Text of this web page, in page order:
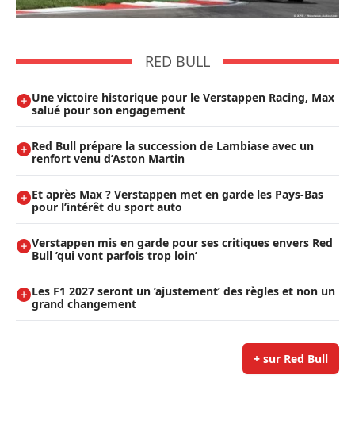
RED BULL
Une victoire historique pour le Verstappen Racing, Max
salué pour son engagement
Red Bull prépare la succession de Lambiase avec un
renfort venu d’Aston Martin
Et après Max ? Verstappen met en garde les Pays-Bas
pour l’intérêt du sport auto
Verstappen mis en garde pour ses critiques envers Red
Bull ’qui vont parfois trop loin’
Les F1 2027 seront un ’ajustement’ des règles et non un
grand changement
+ sur Red Bull